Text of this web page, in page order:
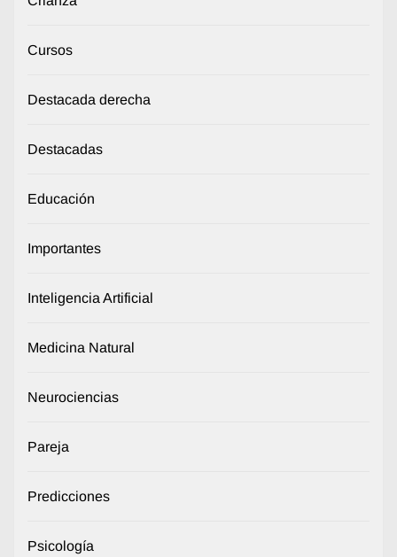
Cursos
Destacada derecha
Destacadas
Educación
Importantes
Inteligencia Artificial
Medicina Natural
Neurociencias
Pareja
Predicciones
Psicología